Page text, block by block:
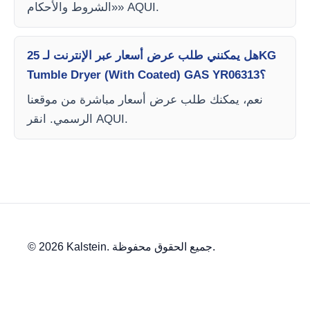
«الشروط والأحكام» AQUI.
هل يمكنني طلب عرض أسعار عبر الإنترنت لـ 25KG
Tumble Dryer (With Coated) GAS YR06313؟
نعم، يمكنك طلب عرض أسعار مباشرة من موقعنا
الرسمي. انقر AQUI.
© 2026 Kalstein. جميع الحقوق محفوظة.